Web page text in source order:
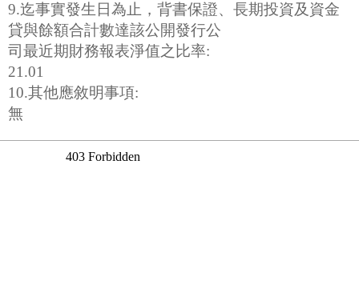
9.迄事實發生日為止，背書保證、長期投資及資金
貸與餘額合計數達該公開發行公
司最近期財務報表淨值之比率:
21.01
10.其他應敘明事項:
無